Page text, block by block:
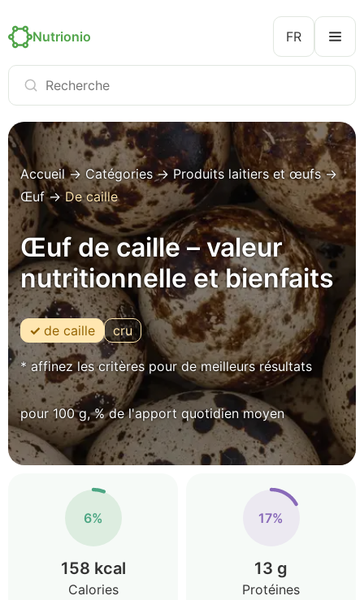
Nutrionio FR
Accueil→Catégories→Produits laitiers et œufs→
Œuf→De caille
Œuf de caille – valeur
nutritionnelle et bienfaits
de caille cru
* affinez les critères pour de meilleurs résultats
pour 100 g, % de l'apport quotidien moyen
6%
158 kcal
Calories
17%
13 g
Protéines